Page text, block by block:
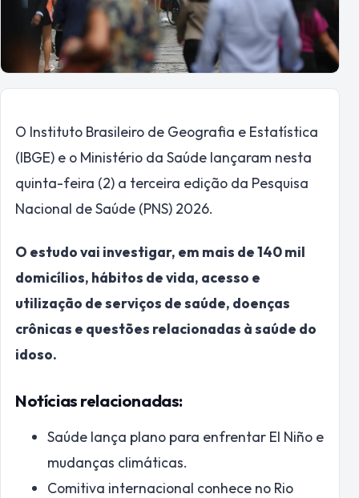
O Instituto Brasileiro de Geografia e Estatística
(IBGE) e o Ministério da Saúde lançaram nesta
quinta-feira (2) a terceira edição da Pesquisa
Nacional de Saúde (PNS) 2026.
O estudo vai investigar, em mais de 140 mil
domicílios, hábitos de vida, acesso e
utilização de serviços de saúde, doenças
crônicas e questões relacionadas à saúde do
idoso.
Notícias relacionadas:
Saúde lança plano para enfrentar El Niño e
mudanças climáticas.
Comitiva internacional conhece no Rio